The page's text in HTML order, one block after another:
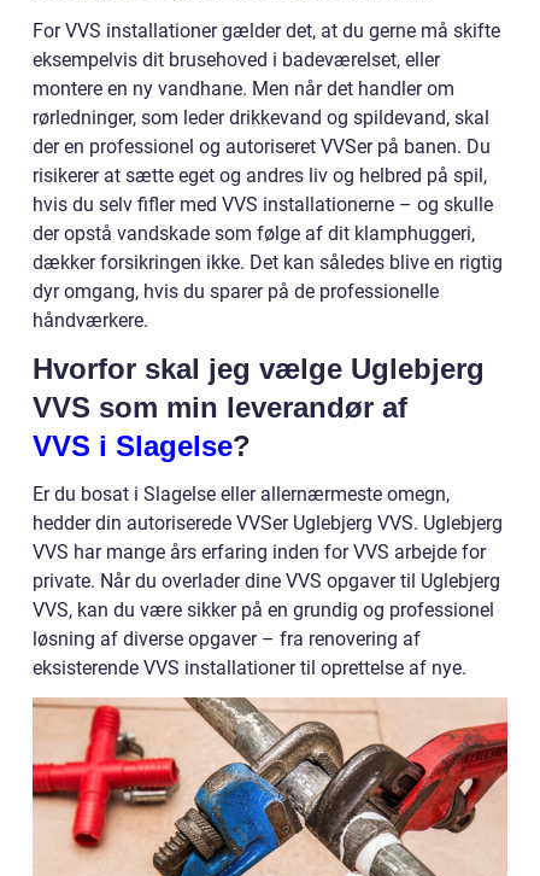
For VVS installationer gælder det, at du gerne må skifte
eksempelvis dit brusehoved i badeværelset, eller
montere en ny vandhane. Men når det handler om
rørledninger, som leder drikkevand og spildevand, skal
der en professionel og autoriseret VVSer på banen. Du
risikerer at sætte eget og andres liv og helbred på spil,
hvis du selv fifler med VVS installationerne – og skulle
der opstå vandskade som følge af dit klamphuggeri,
dækker forsikringen ikke. Det kan således blive en rigtig
dyr omgang, hvis du sparer på de professionelle
håndværkere.
Hvorfor skal jeg vælge Uglebjerg
VVS som min leverandør af
VVS i Slagelse?
Er du bosat i Slagelse eller allernærmeste omegn,
hedder din autoriserede VVSer Uglebjerg VVS. Uglebjerg
VVS har mange års erfaring inden for VVS arbejde for
private. Når du overlader dine VVS opgaver til Uglebjerg
VVS, kan du være sikker på en grundig og professionel
løsning af diverse opgaver – fra renovering af
eksisterende VVS installationer til oprettelse af nye.